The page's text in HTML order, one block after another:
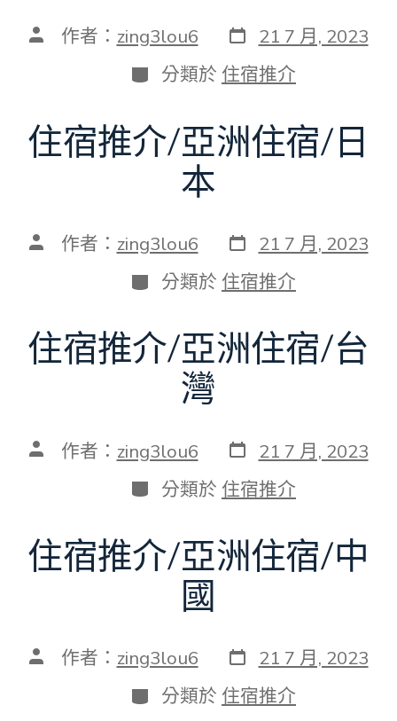
文 作者： zing3lou6 發
表
日
期
21 7 月, 2023
分
類
分類於 住宿推介
住宿推介/亞洲住宿/日
本
文 作者： zing3lou6 發
表
日
期
21 7 月, 2023
分
類
分類於 住宿推介
住宿推介/亞洲住宿/台
灣
文 作者： zing3lou6 發
表
日
期
21 7 月, 2023
分
類
分類於 住宿推介
住宿推介/亞洲住宿/中
國
文 作者： zing3lou6 發
表
日
期
21 7 月, 2023
分
類
分類於 住宿推介